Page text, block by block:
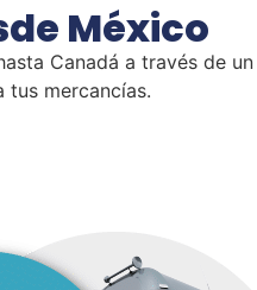
México
Canadá a través de
tus mercancías.